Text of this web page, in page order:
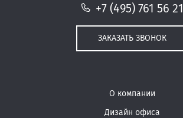
О компании
Дизайн офиса
+7 (495) 761 56 21
ЗАКАЗАТЬ ЗВОНОК